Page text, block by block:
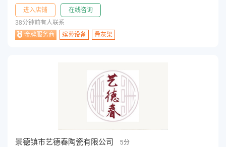
进入店铺
在线咨询
38分钟前有人联系
金牌服务商
殡葬设备 骨灰架
景德镇市艺德春陶瓷有限公司
5分